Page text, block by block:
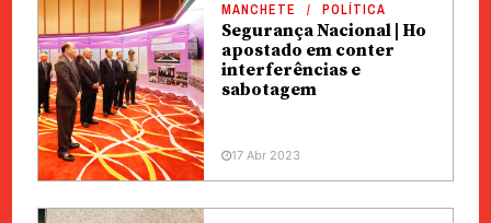
MANCHETE POLÍTICA
Segurança Nacional | Ho
apostado em conter
interferências e
sabotagem
17 Abr 2023